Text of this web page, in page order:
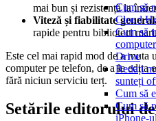
Cum să
Cloud
Cum să
Drive
Redați
sunteți
Cum să
Cum să
iPhone-
mai bun și rezistență la
Viteză și fiabilitate
rapide pentru biblioteci
Este cel mai rapid mod de a muta
computer pe telefon, de a le
fără niciun serviciu terț.
Setările editorului